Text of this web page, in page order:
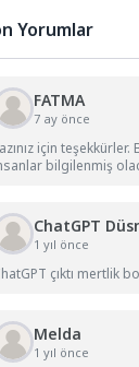
Yorumlar
FATMA
7 ay önce
için teşekkürler.
bilgilenmiş
ChatGPT
1 yıl önce
çıktı mertlik
Melda
1 yıl önce